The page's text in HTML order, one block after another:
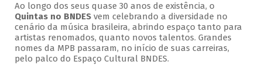
Ao longo dos seus quase 30 anos de existência, o
Quintas no BNDESvem celebrando a diversidade no
cenário da música brasileira, abrindo espaço tanto para
artistas renomados, quanto novos talentos. Grandes
nomes da MPB passaram, no início de suas carreiras,
pelo palco do Espaço Cultural BNDES.